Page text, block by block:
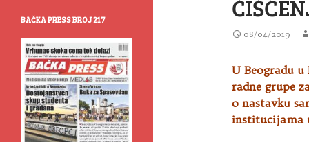
08/04/2019
U Beogradu
radne grupe
o nastavku
institucijama
BAČKA PRESS BROJ 217